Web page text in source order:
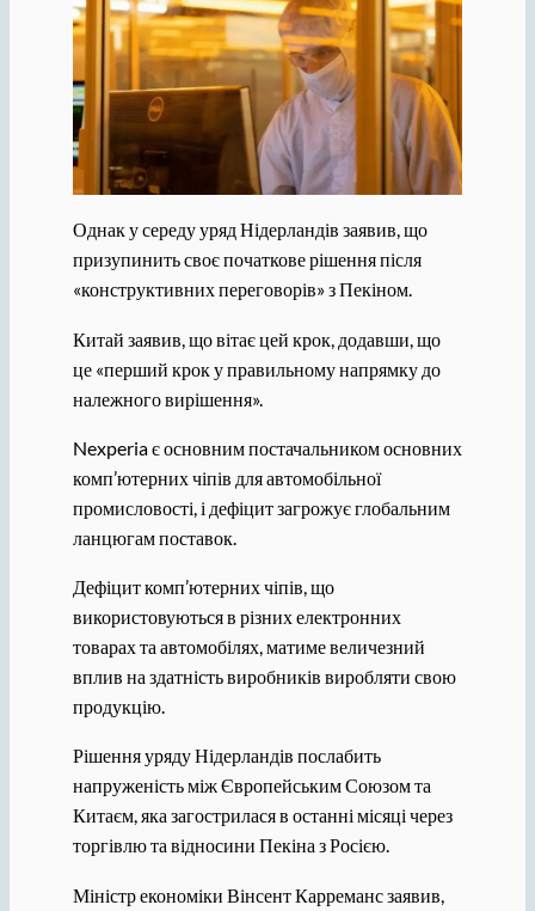
Однак у середу уряд Нідерландів заявив, що
призупинить своє початкове рішення після
«конструктивних переговорів» з Пекіном.
Китай заявив, що вітає цей крок, додавши, що
це «перший крок у правильному напрямку до
належного вирішення».
Nexperia є основним постачальником основних
комп’ютерних чіпів для автомобільної
промисловості, і дефіцит загрожує глобальним
ланцюгам поставок.
Дефіцит комп’ютерних чіпів, що
використовуються в різних електронних
товарах та автомобілях, матиме величезний
вплив на здатність виробників виробляти свою
продукцію.
Рішення уряду Нідерландів послабить
напруженість між Європейським Союзом та
Китаєм, яка загострилася в останні місяці через
торгівлю та відносини Пекіна з Росією.
Міністр економіки Вінсент Карреманс заявив,